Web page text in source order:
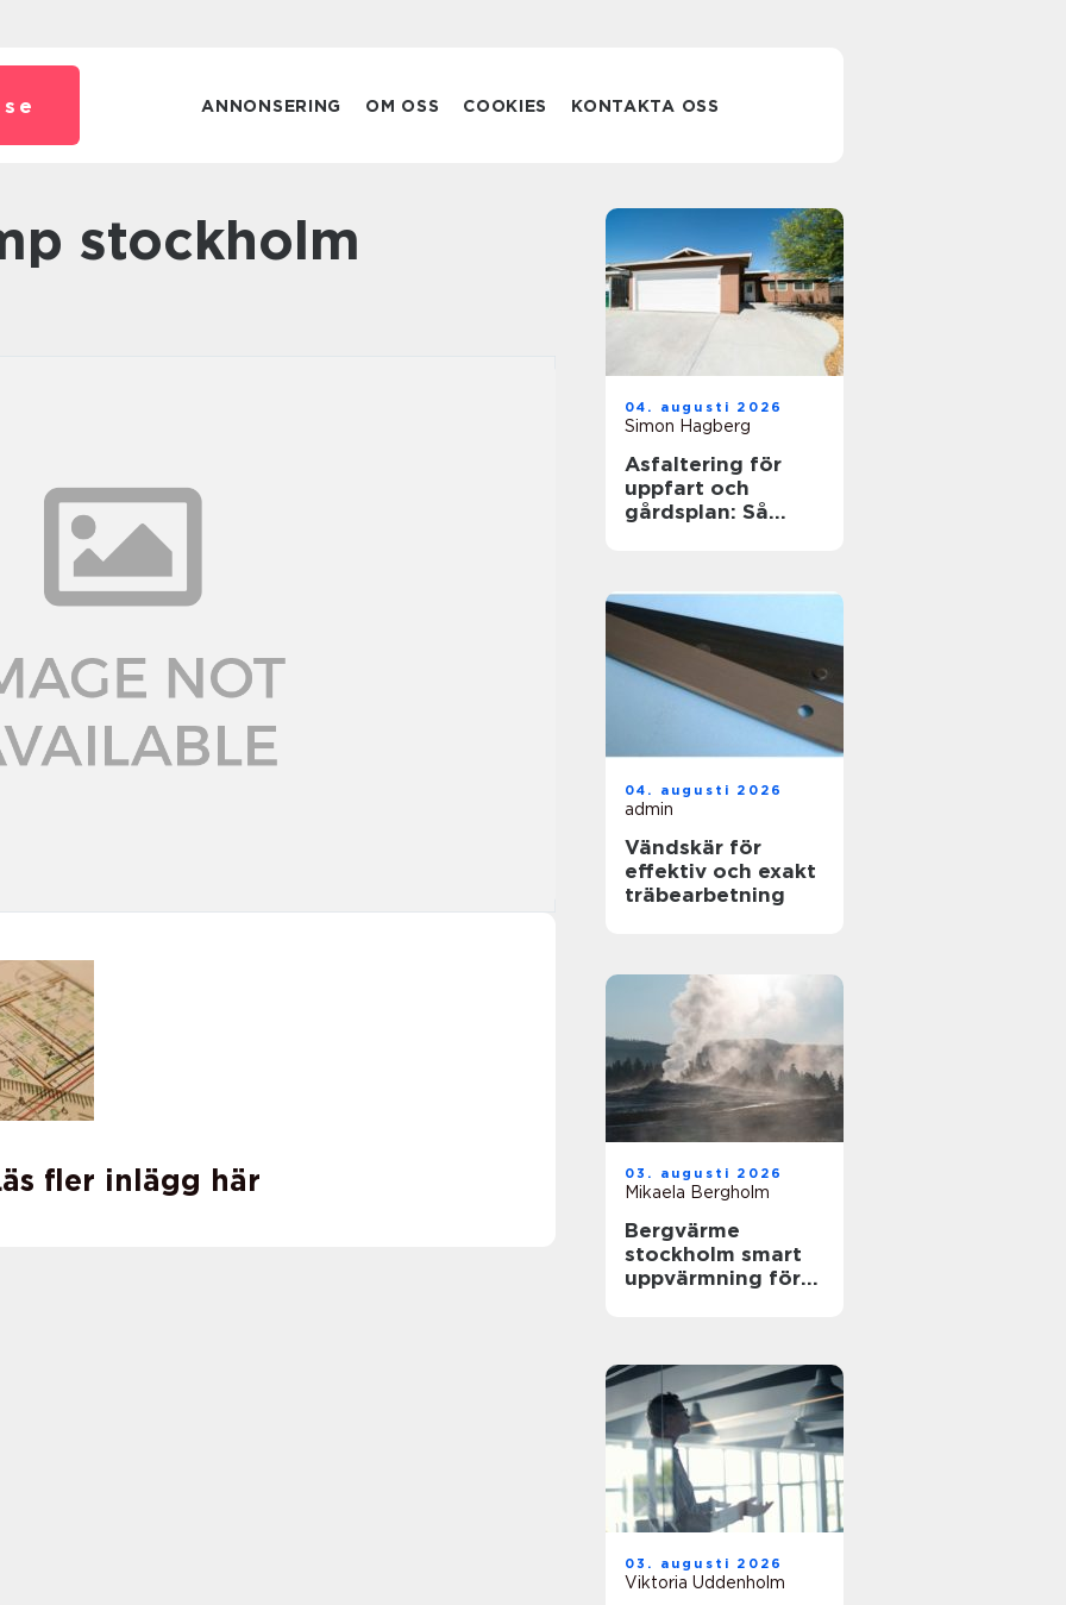
se ANNONSERING OM OSS COOKIES KONTAKTA OSS
stockholm
fler inlägg här
04. augusti 2026
Simon Hagberg
Asfaltering för
uppfart och
gårdsplan: Så
04. augusti 2026
admin
Vändskär för
effektiv och exakt
träbearbetning
03. augusti 2026
Mikaela Bergholm
Bergvärme
stockholm smart
uppvärmning för
03. augusti 2026
Viktoria Uddenholm